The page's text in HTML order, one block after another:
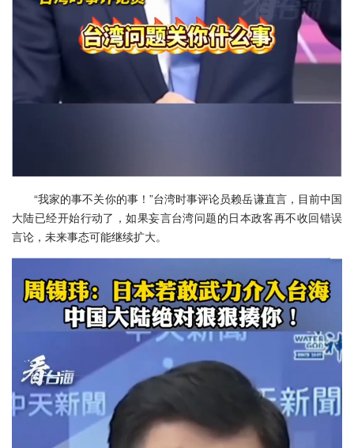
“我家的事不关你的事！”台湾时事评论员赖岳谦直言，目前中国
大陆已经开始行动了，如果妄言台湾问题的日本政客再不收回错误
言论，未来事态可能继续扩大。